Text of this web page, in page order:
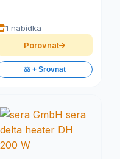
1 nabídka
Porovnat
⚖️ + Srovnat